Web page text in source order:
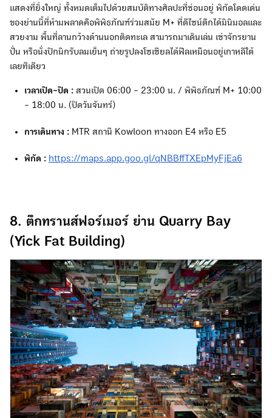
แสดงที่ยิ่งใหญ่ ทั้งหมดเต็มไปด้วยสมบัติทางศิลปะที่ซ่อนอยู่ พิกัดโดดเด่น
ของย่านนี้ที่ห้ามพลาดคือพิพิธภัณฑ์ร่วมสมัย M+ ที่ดีไซน์ตึกได้มินิมอลและ
สวยงาม พื้นที่ลานกว้างด้านนอกติดทะเล สามารถมาเดินเล่น เช่าจักรยาน
ปั่น หรือนั่งปิกนิกรับลมเย็นๆ ถ่ายรูปลงโซเชียลได้ฟีลเหมือนอยู่เกาหลีใต้
เลยทีเดียว
เวลาเปิด-ปิด : สวนเปิด 06:00 - 23:00 น. / พิพิธภัณฑ์ M+ 10:00
- 18:00 น. (ปิดวันจันทร์)
การเดินทาง : MTR สถานี Kowloon ทางออก E4 หรือ E5
พิกัด : https://maps.app.goo.gl/qNBBffTXEpMyFjEa6
8. ตึกทรานส์ฟอร์เมอร์ ย่าน Quarry Bay
(Yick Fat Building)